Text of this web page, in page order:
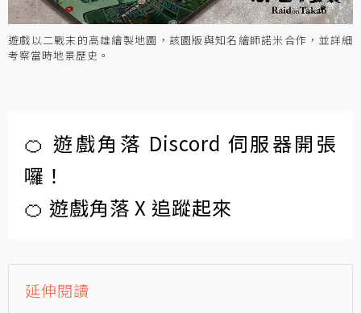
遊戲以二戰末的高雄繪製地圖，該圖版與知名繪師諾米合作，並詳細
考察當時地景歷史。
🍊 遊戲角落 Discord 伺服器開張
囉！
🍊 遊戲角落 X 追蹤起來
延伸閱讀